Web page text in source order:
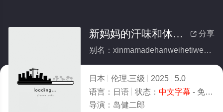
 分享
新妈妈的汗味和体味太喜欢了
别名：xinmamadehanweihetiweitaixihuanliao
日本 伦理,三级 2025
5.0
语言： 日语 状态： 中文字幕 - 免费在线观看
导演： 岛健二郎